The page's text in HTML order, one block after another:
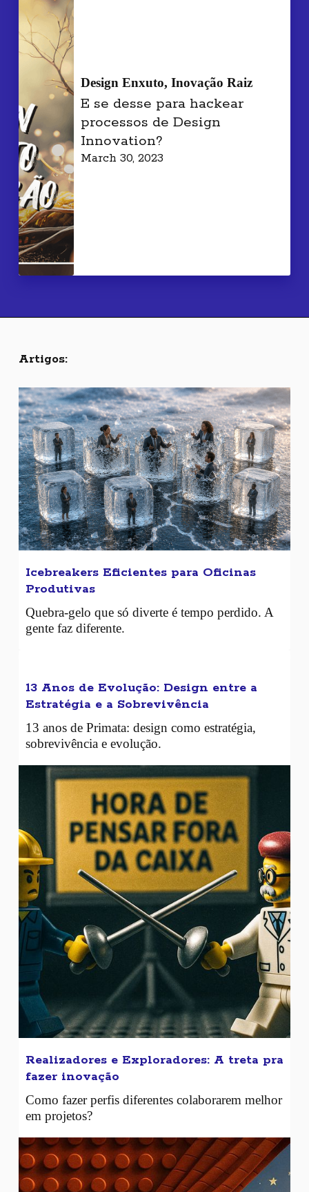
Design Enxuto, Inovação Raiz
E se desse para hackear
processos de Design
Innovation?
March 30, 2023
Artigos:
Icebreakers Eficientes para Oficinas
Produtivas
Quebra-gelo que só diverte é tempo perdido. A
gente faz diferente.
13 Anos de Evolução: Design entre a
Estratégia e a Sobrevivência
13 anos de Primata: design como estratégia,
sobrevivência e evolução.
Realizadores e Exploradores: A treta pra
fazer inovação
Como fazer perfis diferentes colaborarem melhor
em projetos?